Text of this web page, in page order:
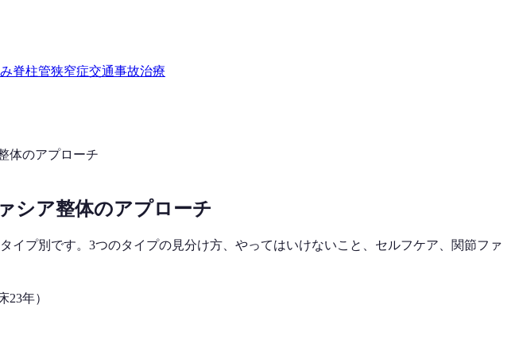
脊柱管狭窄症交通事故治療
体のアプローチ
シア整体のアプローチ
プ別です。3つのタイプの見分け方、やってはいけないこと、セルフケア、関節ファ
年）